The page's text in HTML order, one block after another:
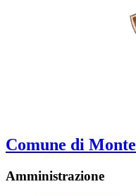
Comune di
Amministrazione